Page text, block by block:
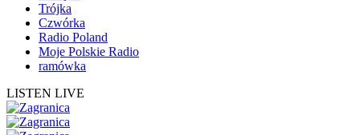
Trójka
Czwórka
Radio Poland
Moje Polskie Radio
ramówka
LISTEN LIVE